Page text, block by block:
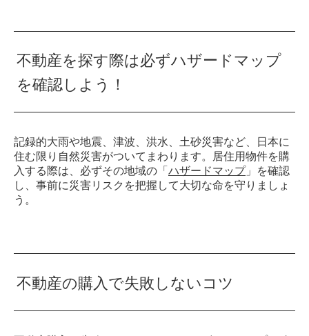
不動産を探す際は必ずハザードマップ
を確認しよう！
記録的大雨や地震、津波、洪水、土砂災害など、日本に
住む限り自然災害がついてまわります。居住用物件を購
入する際は、必ずその地域の「 ハザードマップ」を確認
し、事前に災害リスクを把握して大切な命を守りましょ
う。
不動産の購入で失敗しないコツ